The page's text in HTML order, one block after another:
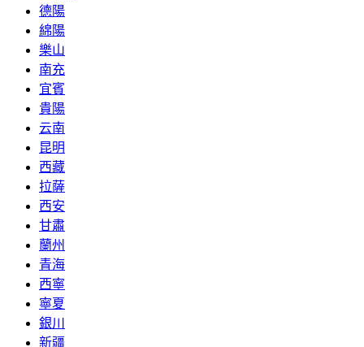
德陽
綿陽
樂山
南充
宜賓
貴陽
云南
昆明
西藏
拉薩
西安
甘肅
蘭州
青海
西寧
寧夏
銀川
新疆